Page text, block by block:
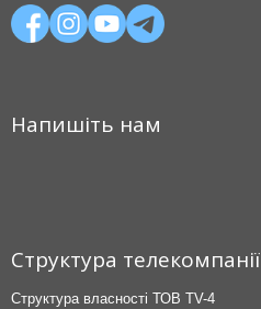
Напишіть нам
Структура телекомпанії
Структура власності ТОВ TV-4